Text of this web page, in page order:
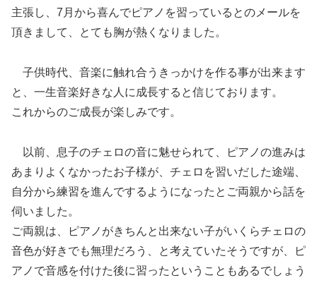
主張し、7月から喜んでピアノを習っているとのメールを
頂きまして、とても胸が熱くなりました。
子供時代、音楽に触れ合うきっかけを作る事が出来ます
と、一生音楽好きな人に成長すると信じております。
これからのご成長が楽しみです。
以前、息子のチェロの音に魅せられて、ピアノの進みは
あまりよくなかったお子様が、チェロを習いだした途端、
自分から練習を進んでするようになったとご両親から話を
伺いました。
ご両親は、ピアノがきちんと出来ない子がいくらチェロの
音色が好きでも無理だろう、と考えていたそうですが、ピ
アノで音感を付けた後に習ったということもあるでしょう